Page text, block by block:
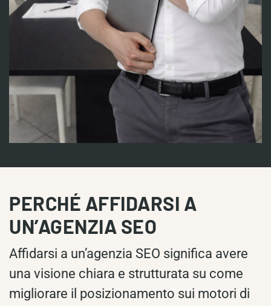
PERCHÉ AFFIDARSI A
UN’AGENZIA SEO
Affidarsi a un’agenzia SEO significa avere
una visione chiara e strutturata su come
migliorare il posizionamento sui motori di